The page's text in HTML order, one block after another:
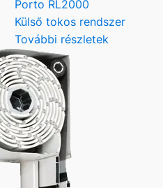
Porto RL2000
Külső tokos rendszer
További részletek